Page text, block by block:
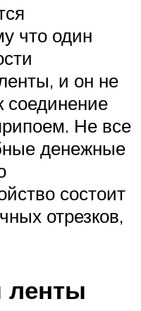
что один
и он не
соединение
Не все
денежные
состоит
отрезков,
ленты